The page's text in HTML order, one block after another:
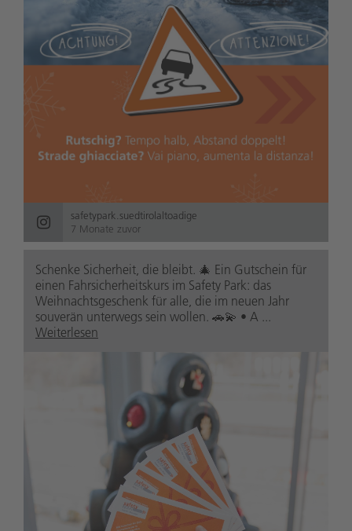
safetypark.suedtirolaltoadige
7 Monate zuvor
Schenke Sicherheit, die bleibt. 🎄 Ein Gutschein für
einen Fahrsicherheitskurs im Safety Park: das
Weihnachtsgeschenk für alle, die im neuen Jahr
souverän unterwegs sein wollen. 🚗💫 • A ...
Weiterlesen